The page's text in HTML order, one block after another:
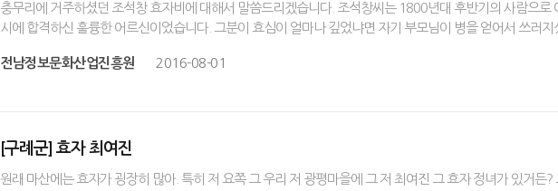
충무리에 거주하셨던 조석창 효자비에 대해서 말씀드리겠습니다. 조석창씨는 1800년대 후반기의 사람으
시에 합격하신 훌륭한 어르신이었습니다. 그분이 효심이 얼마나 깊었냐면 자기 부모님이 병을 얻어서 쓰러
전남정보문화산업진흥원 2016-08-01
[구례군] 효자 최여진
원래 마산에는 효자가 굉장히 많아. 특히 저 요쪽 그 우리 저 광평마을에 그 저 최여진 그 효자 정녀가 있거든